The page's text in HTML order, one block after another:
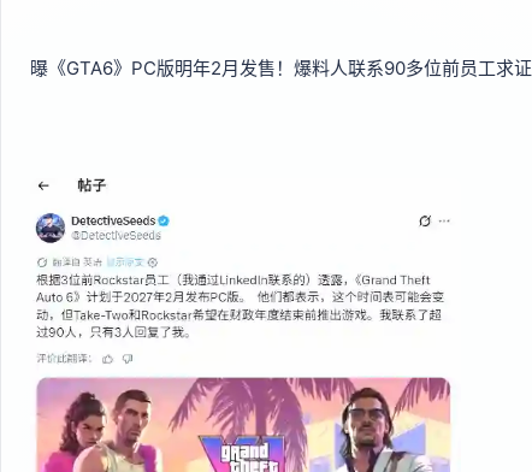
曝《GTA6》PC版明年2月发售！爆料人联系90多位前员工求证